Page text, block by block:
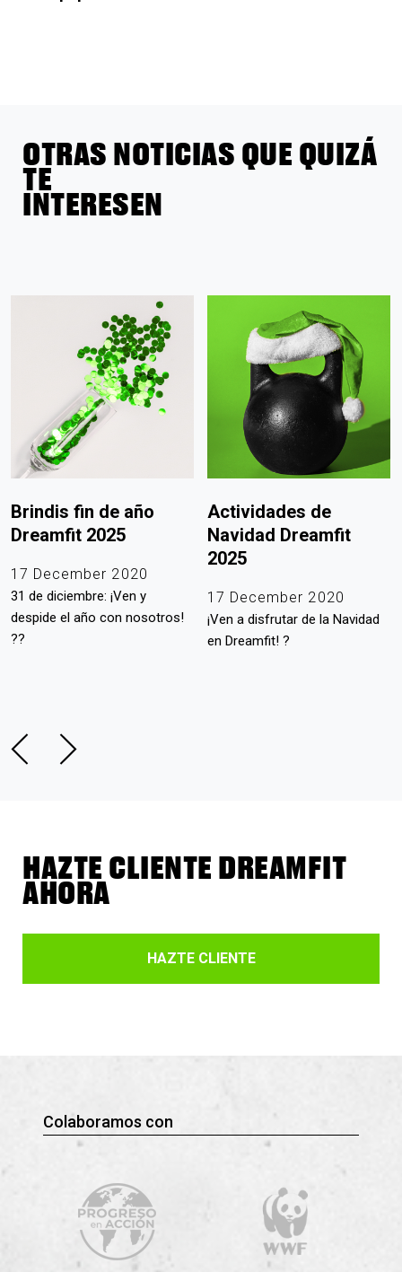
OTRAS NOTICIAS QUE QUIZÁ
TE
INTERESEN
Brindis fin de año
Dreamfit 2025
17 December 2020
31 de diciembre: ¡Ven y
despide el año con nosotros!
??
Actividades de
Navidad Dreamfit
2025
17 December 2020
¡Ven a disfrutar de la Navidad
en Dreamfit! ?
HAZTE CLIENTE DREAMFIT
AHORA
HAZTE CLIENTE
Colaboramos con